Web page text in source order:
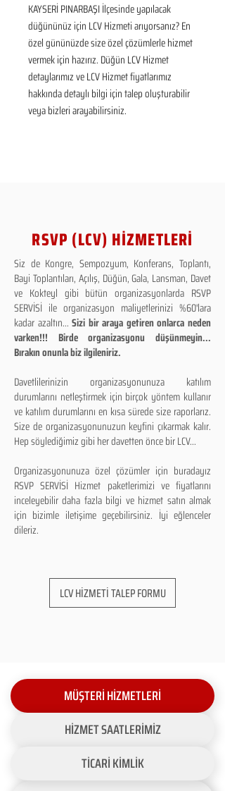
KAYSERİ PINARBAŞI İlçesinde yapılacak
düğününüz için LCV Hizmeti arıyorsanız? En
özel gününüzde size özel çözümlerle hizmet
vermek için hazırız. Düğün LCV Hizmet
detaylarımız ve LCV Hizmet fiyatlarımız
hakkında detaylı bilgi için talep oluşturabilir
veya bizleri arayabilirsiniz.
RSVP (LCV) HİZMETLERİ
Siz de Kongre, Sempozyum, Konferans, Toplantı,
Bayi Toplantıları, Açılış, Düğün, Gala, Lansman, Davet
ve Kokteyl gibi bütün organizasyonlarda RSVP
SERVİSİ ile organizasyon maliyetlerinizi %60'lara
kadar azaltın...Sizi bir araya getiren onlarca neden
varken!!! Birde organizasyonu düşünmeyin...
Bırakın onunla biz ilgileniriz.
Davetlilerinizin organizasyonunuza katılım
durumlarını netleştirmek için birçok yöntem kullanır
ve katılım durumlarını en kısa sürede size raporlarız.
Size de organizasyonunuzun keyfini çıkarmak kalır.
Hep söylediğimiz gibi her davetten önce bir LCV...
Organizasyonunuza özel çözümler için buradayız
RSVP SERVİSİ Hizmet paketlerimizi ve fiyatlarını
inceleyebilir daha fazla bilgi ve hizmet satın almak
için bizimle iletişime geçebilirsiniz. İyi eğlenceler
dileriz.
LCV HİZMETİ TALEP FORMU
MÜŞTERİ HİZMETLERİ
HİZMET SAATLERİMİZ
TİCARİ KİMLİK